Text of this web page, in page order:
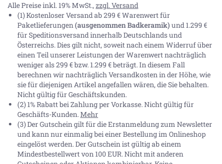
Alle Preise inkl. 19% MwSt., zzgl. Versand
(1) Kostenloser Versand ab 299 € Warenwert für
Paketlieferungen(ausgenommen Badkeramik) und 1.299 €
für Speditionsversand innerhalb Deutschlands und
Österreichs. Dies gilt nicht, soweit nach einem Widerruf über
einen Teil unserer Leistungen der Warenwert nachträglich
weniger als 299 € bzw. 1.299 € beträgt. In diesem Fall
berechnen wir nachträglich Versandkosten in der Höhe, wie
sie für diejenigen Artikel angefallen wären, die Sie behalten.
Nicht gültig für Geschäftskunden.
(2) 1% Rabatt bei Zahlung per Vorkasse. Nicht gültig für
Geschäfts-Kunden.Mehr
(3) Der Gutschein gilt für die Erstanmeldung zum Newsletter
und kann nur einmalig bei einer Bestellung im Onlineshop
eingelöst werden. Der Gutschein ist gültig ab einem
Mindestbestellwert von 100 EUR. Nicht mit anderen